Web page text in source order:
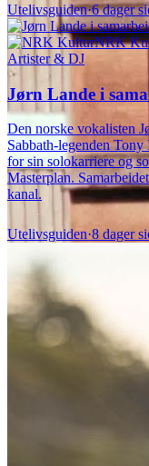
Utelivsguiden·6 dager
NRK
Artister & DJ
Jørn Lande i
Den norske vokalisten
Sabbath-legenden
for sin solokarriere og
Masterplan.
kanal.
Utelivsguiden·8 dager